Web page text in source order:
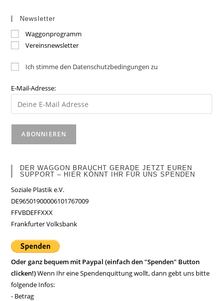
Newsletter
Waggonprogramm
Vereinsnewsletter
Ich stimme den Datenschutzbedingungen zu
E-Mail-Adresse:
DER WAGGON BRAUCHT GERADE JETZT EUREN
SUPPORT – HIER KÖNNT IHR FÜR UNS SPENDEN
Soziale Plastik e.V.
DE96501900006101767009
FFVBDEFFXXX
Frankfurter Volksbank
Oder ganz bequem mit Paypal (einfach den "Spenden" Button
clicken!)Wenn Ihr eine Spendenquittung wollt, dann gebt uns bitte
folgende Infos:
- Betrag